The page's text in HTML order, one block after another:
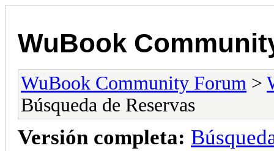
WuBook
WuBook Community Forum >
Búsqueda de Reservas
Versión completa: